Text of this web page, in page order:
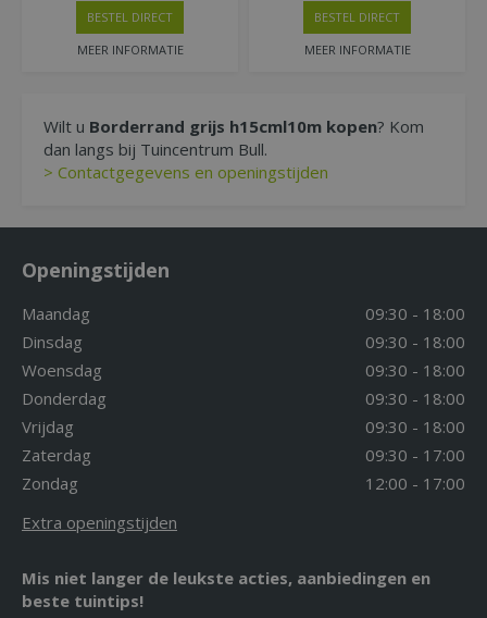
MEER INFORMATIE
BESTEL DIRECT
MEER INFORMATIE
BESTEL DIRECT
Wilt u Borderrand grijs h15cml10m kopen? Kom
dan langs bij Tuincentrum Bull.
> Contactgegevens en openingstijden
Openingstijden
Maandag
09:30 - 18:00
Dinsdag
09:30 - 18:00
Woensdag
09:30 - 18:00
Donderdag
09:30 - 18:00
Vrijdag
09:30 - 18:00
Zaterdag
09:30 - 17:00
Zondag
12:00 - 17:00
Extra openingstijden
Mis niet langer de leukste acties, aanbiedingen en
beste tuintips!